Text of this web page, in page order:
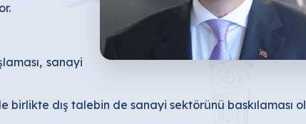
sanayi
dış talebin de sanayi sektörünü baskılaması